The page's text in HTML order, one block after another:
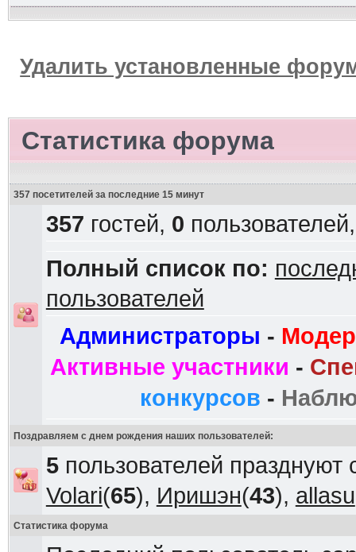
Удалить установленные
Статистика форума
357 посетителей за последние 15 минут
357 гостей, 0
Полный список по:
пользователей
Администраторы -
Активные участники -
конкурсов -
Поздравляем с днем рождения наших пользователей:
5пользователей празднуют
Volari(65), Иришэн(43), allasu
Статистика форума